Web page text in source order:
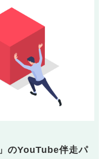
のYouTube伴走パ